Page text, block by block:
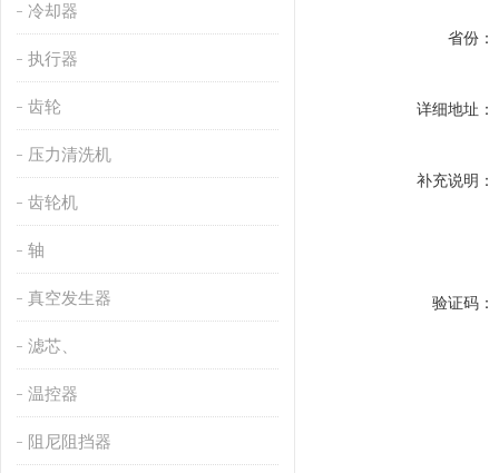
冷却器
执行器
齿轮
压力清洗机
齿轮机
轴
真空发生器
滤芯、
温控器
阻尼阻挡器
省份：
详细地址：
补充说明：
验证码：